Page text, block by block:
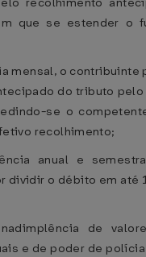
que se estender o
mensal, o contribuinte
do tributo pelo
se o
recolhimento;
anual e
dividir o débito em até
de
e de poder de